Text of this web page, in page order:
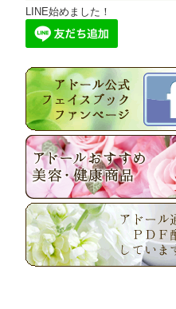
LINE始めました！